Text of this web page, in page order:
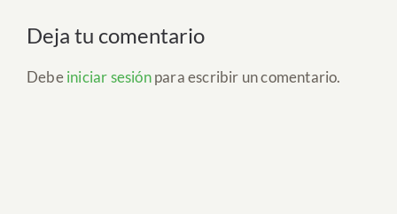
Deja tu comentario
Debeiniciar sesiónpara escribir un comentario.